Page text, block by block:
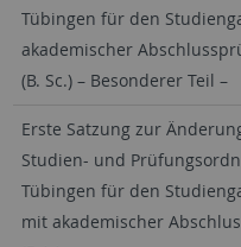
Tübingen für den
akademischer
(B. Sc.) – Besonderer Teil –
Erste Satzung zur
Studien- und
Tübingen für den
mit akademischer